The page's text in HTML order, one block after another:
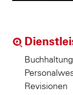
Buchhaltung
Revisionen